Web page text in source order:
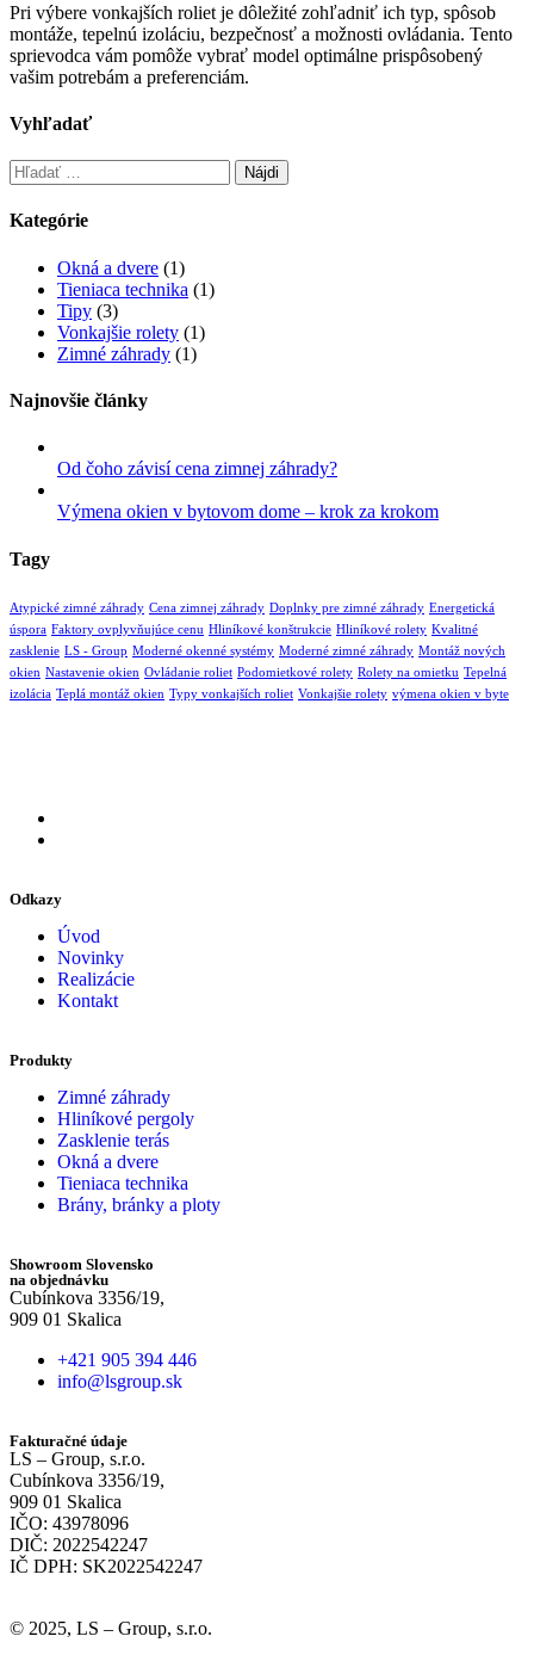
Pri výbere vonkajších roliet je dôležité zohľadniť ich typ, spôsob
montáže, tepelnú izoláciu, bezpečnosť a možnosti ovládania. Tento
sprievodca vám pomôže vybrať model optimálne prispôsobený
vašim potrebám a preferenciám.
Vyhľadať
Kategórie
Okná a dvere (1)
Tieniaca technika (1)
Tipy (3)
Vonkajšie rolety (1)
Zimné záhrady (1)
Najnovšie články
Od čoho závisí cena zimnej záhrady?
Výmena okien v bytovom dome – krok za krokom
Tagy
Atypické zimné záhrady Cena zimnej záhrady Doplnky pre zimné záhrady Energetická
úspora Faktory ovplyvňujúce cenu Hliníkové konštrukcie Hliníkové rolety Kvalitné
zasklenie LS - Group Moderné okenné systémy Moderné zimné záhrady Montáž nových
okien Nastavenie okien Ovládanie roliet Podomietkové rolety Rolety na omietku Tepelná
izolácia Teplá montáž okien Typy vonkajších roliet Vonkajšie rolety výmena okien v byte
Odkazy
Úvod
Novinky
Realizácie
Kontakt
Produkty
Zimné záhrady
Hliníkové pergoly
Zasklenie terás
Okná a dvere
Tieniaca technika
Brány, bránky a ploty
Showroom Slovensko
na objednávku
Cubínkova 3356/19,
909 01 Skalica
+421 905 394 446
info@lsgroup.sk
Fakturačné údaje
LS – Group, s.r.o.
Cubínkova 3356/19,
909 01 Skalica
IČO: 43978096
DIČ: 2022542247
IČ DPH: SK2022542247
© 2025, LS – Group, s.r.o.